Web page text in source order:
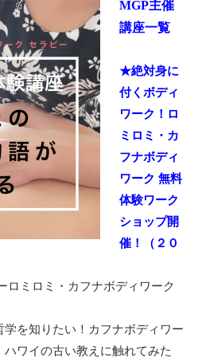
MGP主催
講座一覧
★絶対身に
付くボディ
ワーク！ ロ
ミロミ・カ
フナボディ
ワーク 無料
体験ワーク
ショップ開
催！（２０
ロミロミ・カフナボディワーク
学を知りたい！カフナボディワー
ワイの古い教えに触れてみた